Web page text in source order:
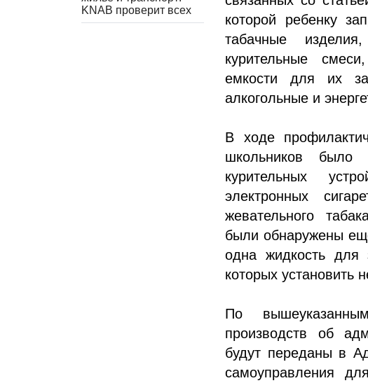
KNAB проверит всех
которой ребенку
табачные
курительные
емкости для их
алкогольные и
В ходе
школьников было
курительных
электронных
жевательного
были обнаружены
одна жидкость для
которых установить
По
производств об
будут переданы в
самоуправления